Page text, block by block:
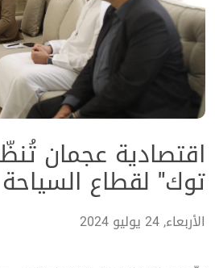
اقتصادية عجمان
توك" لقطاع السياحة
الأربعاء, 24 يوليو 2024